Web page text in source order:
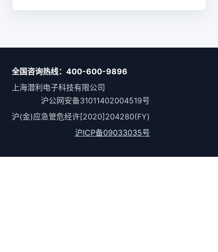
全国咨询热线：400-600-9896
上海潜利电子科技有限公司
沪公网安备31011402004519号
沪(金)应急管危经许[2020]204280(FY)
沪ICP备09033035号